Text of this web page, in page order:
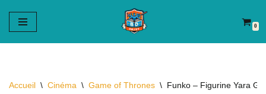
Aller
au
0
Accueil \ Cinéma \ Game of Thrones \ Funko – Figurine Yara